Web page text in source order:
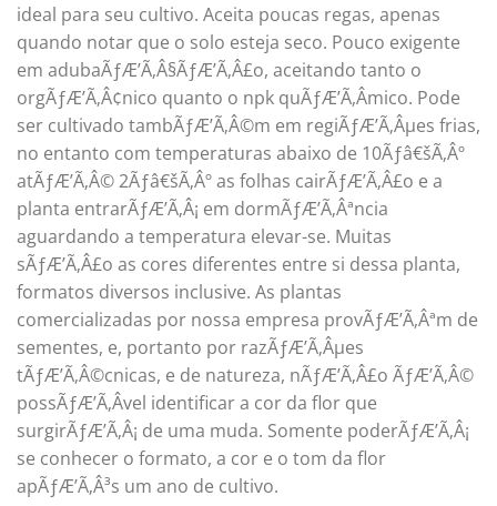
ideal para seu cultivo. Aceita poucas regas, apenas
quando notar que o solo esteja seco. Pouco exigente
em adubaÃƒÆ’Ã‚Â§ÃƒÆ’Ã‚Â£o, aceitando tanto o
orgÃƒÆ’Ã‚Â¢nico quanto o npk quÃƒÆ’Ã‚Â­mico. Pode
ser cultivado tambÃƒÆ’Ã‚Â©m em regiÃƒÆ’Ã‚Âµes frias,
no entanto com temperaturas abaixo de 10Ãƒâ€šÃ‚Âº
atÃƒÆ’Ã‚Â© 2Ãƒâ€šÃ‚Âº as folhas cairÃƒÆ’Ã‚Â£o e a
planta entrarÃƒÆ’Ã‚Â¡ em dormÃƒÆ’Ã‚Âªncia
aguardando a temperatura elevar-se. Muitas
sÃƒÆ’Ã‚Â£o as cores diferentes entre si dessa planta,
formatos diversos inclusive. As plantas
comercializadas por nossa empresa provÃƒÆ’Ã‚Âªm de
sementes, e, portanto por razÃƒÆ’Ã‚Âµes
tÃƒÆ’Ã‚Â©cnicas, e de natureza, nÃƒÆ’Ã‚Â£o ÃƒÆ’Ã‚Â©
possÃƒÆ’Ã‚Â­vel identificar a cor da flor que
surgirÃƒÆ’Ã‚Â¡ de uma muda. Somente poderÃƒÆ’Ã‚Â¡
se conhecer o formato, a cor e o tom da flor
apÃƒÆ’Ã‚Â³s um ano de cultivo.